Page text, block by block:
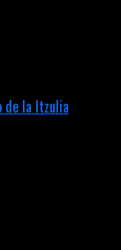
de la Itzulia